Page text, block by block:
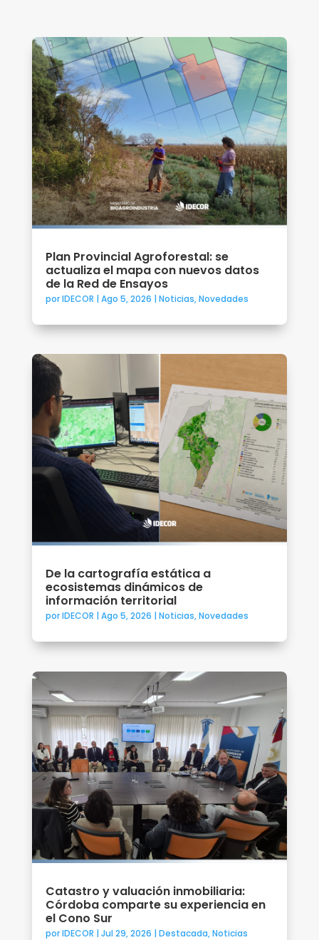
Plan Provincial Agroforestal: se
actualiza el mapa con nuevos datos
de la Red de Ensayos
porIDECOR | Ago 5, 2026 | Noticias,Novedades
De la cartografía estática a
ecosistemas dinámicos de
información territorial
porIDECOR | Ago 5, 2026 | Noticias,Novedades
Catastro y valuación inmobiliaria:
Córdoba comparte su experiencia en
el Cono Sur
porIDECOR | Jul 29, 2026 | Destacada,Noticias